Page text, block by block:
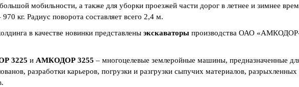
мобильности, а также для уборки проезжей части дорог в летнее и зимнее
кг. Радиус поворота составляет всего 2,4 м.
в качестве новинки представлены экскаваторы производства ОАО
3225 и АМКОДОР 3255 – многоцелевые землеройные машины, предназначенные
разработки карьеров, погрузки и разгрузки сыпучих материалов, разрыхленных